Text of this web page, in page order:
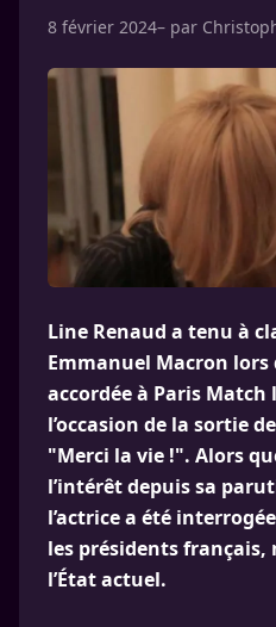
8 février 2024– par
Line Renaud a tenu à
Emmanuel Macron lors
accordée à Paris Match
l’occasion de la sortie
"Merci la vie !". Alors
l’intérêt depuis sa
l’actrice a été
les présidents
l’État actuel.